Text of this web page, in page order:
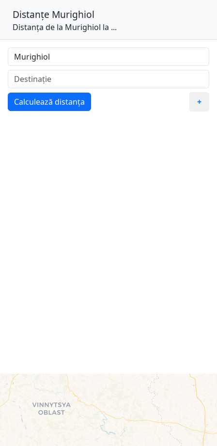
Distanțe Murighiol
Distanța de la Murighiol la ...
Calculează distanța +